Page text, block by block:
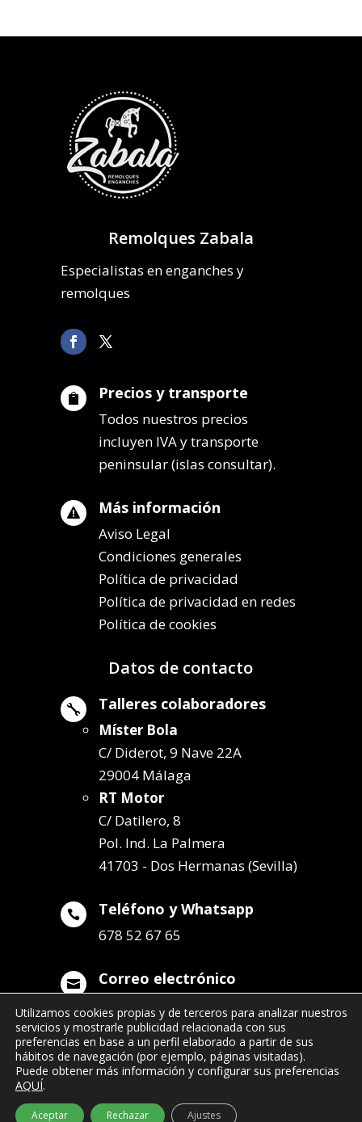
Remolques Zabala
Especialistas en enganches y
remolques
 Precios y transporte
Todos nuestros precios
incluyen IVA y transporte
peninsular (islas consultar).
 Más información
Aviso Legal
Condiciones generales
Política de privacidad
Política de privacidad en redes
Política de cookies
Datos de contacto
 Talleres colaboradores
Míster Bola
C/ Diderot, 9 Nave 22A
29004 Málaga
RT Motor
C/ Datilero, 8
Pol. Ind. La Palmera
41703 - Dos Hermanas (Sevilla)
 Teléfono y Whatsapp
678 52 67 65
 Correo electrónico
info@remolqueszabala.com
Utilizamos cookies propias y de terceros para analizar nuestros
servicios y mostrarle publicidad relacionada con sus
preferencias en base a un perfil elaborado a partir de sus
hábitos de navegación (por ejemplo, páginas visitadas).
Puede obtener más información y configurar sus preferencias
AQUÍ.
Aceptar Rechazar Ajustes